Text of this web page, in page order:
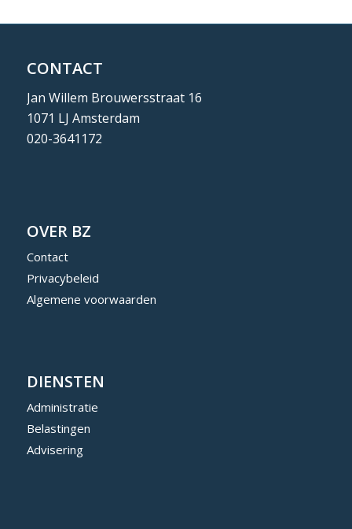
CONTACT
Jan Willem Brouwersstraat 16
1071 LJ Amsterdam
020-3641172
OVER BZ
Contact
Privacybeleid
Algemene voorwaarden
DIENSTEN
Administratie
Belastingen
Advisering